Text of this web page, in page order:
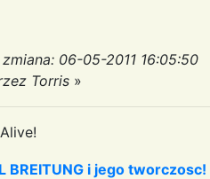
06-05-2011 16:05:50
Torris »
BREITUNG i jego